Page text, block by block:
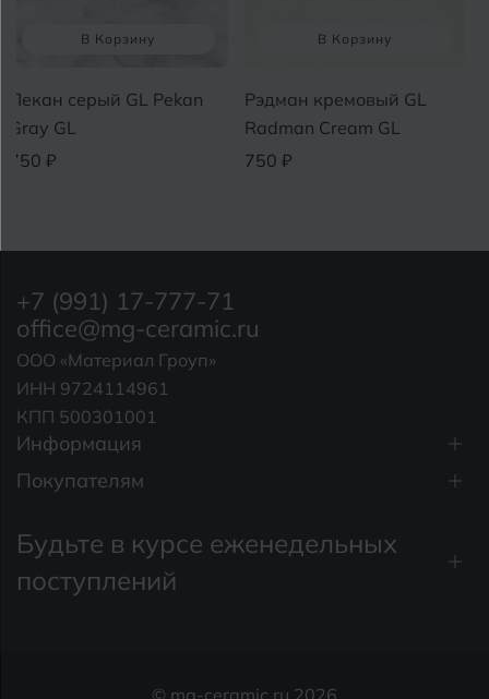
В Корзину
Пекан серый GL Pekan
Gray GL
750 ₽
В Корзину
Рэдман кремовый GL
Radman Cream GL
750 ₽
Информация
Покупателям
+7 (991) 17-777-71
office@mg-ceramic.ru
ООО «Материал Гроуп»
ИНН 9724114961
КПП 500301001
Будьте в курсе еженедельных
поступлений
© mg-ceramic.ru 2026